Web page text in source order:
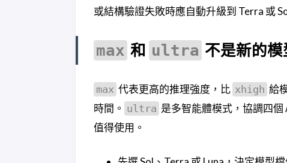
或結構驗證失敗時應自動升級到 Terra 或
max 和 ultra 不是新的模
max 代表更高的推理強度，比 xhigh 給
時間。 ultra 是多智能體模式，協調四
值得使用。